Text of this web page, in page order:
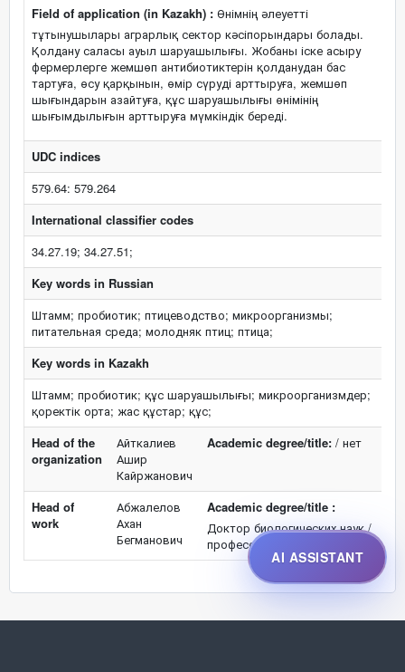
Field of application (in Kazakh) : Өнімнің әлеуетті
тұтынушылары аграрлық сектор кәсіпорындары болады.
Қолдану саласы ауыл шаруашылығы. Жобаны іске асыру
фермерлерге жемшөп антибиотиктерін қолданудан бас
тартуға, өсу қарқынын, өмір сүруді арттыруға, жемшөп
шығындарын азайтуға, құс шаруашылығы өнімінің
шығымдылығын арттыруға мүмкіндік береді.
UDC indices
579.64: 579.264
International classifier codes
34.27.19; 34.27.51;
Key words in Russian
Штамм; пробиотик; птицеводство; микроорганизмы;
питательная среда; молодняк птиц; птица;
Key words in Kazakh
Штамм; пробиотик; құс шаруашылығы; микроорганизмдер;
қоректік орта; жас құстар; құс;
Head of the
organization
Айткалиев
Ашир
Кайржанович
Academic degree/title: / нет
Head of
work
Абжалелов
Ахан
Бегманович
Academic degree/title :
Доктор биологических наук /
профессор
AI ASSISTANT